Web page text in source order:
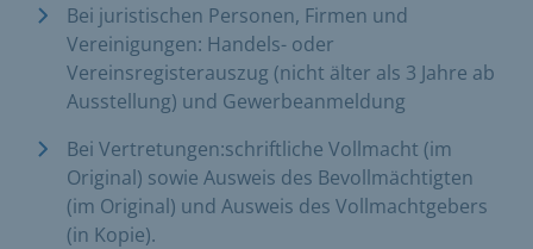
Bei juristischen Personen, Firmen und
Vereinigungen: Handels- oder
Vereinsregisterauszug (nicht älter als 3 Jahre ab
Ausstellung) und Gewerbeanmeldung
Bei Vertretungen:schriftliche Vollmacht (im
Original) sowie Ausweis des Bevollmächtigten
(im Original) und Ausweis des Vollmachtgebers
(in Kopie).